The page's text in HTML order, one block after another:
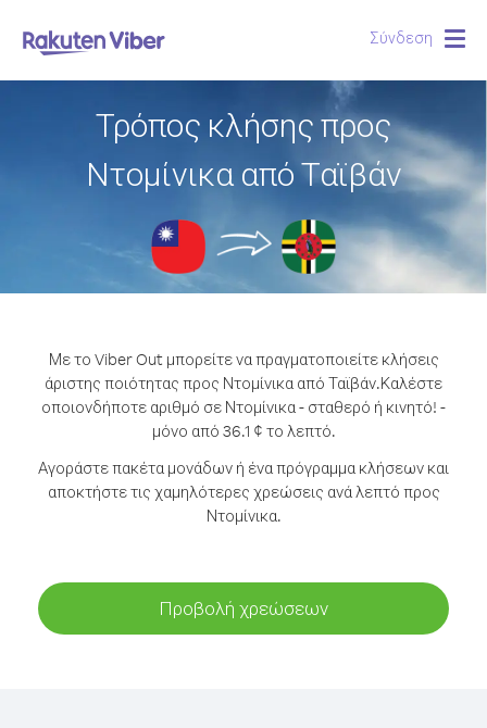
Σύνδεση
Τρόπος κλήσης προς
Ντομίνικα από Ταϊβάν
Με το Viber Out μπορείτε να πραγματοποιείτε κλήσεις
άριστης ποιότητας προς Ντομίνικα από Ταϊβάν.Καλέστε
οποιονδήποτε αριθμό σε Ντομίνικα - σταθερό ή κινητό! -
μόνο από 36.1 ¢ το λεπτό.
Αγοράστε πακέτα μονάδων ή ένα πρόγραμμα κλήσεων και
αποκτήστε τις χαμηλότερες χρεώσεις ανά λεπτό προς
Ντομίνικα.
Προβολή χρεώσεων